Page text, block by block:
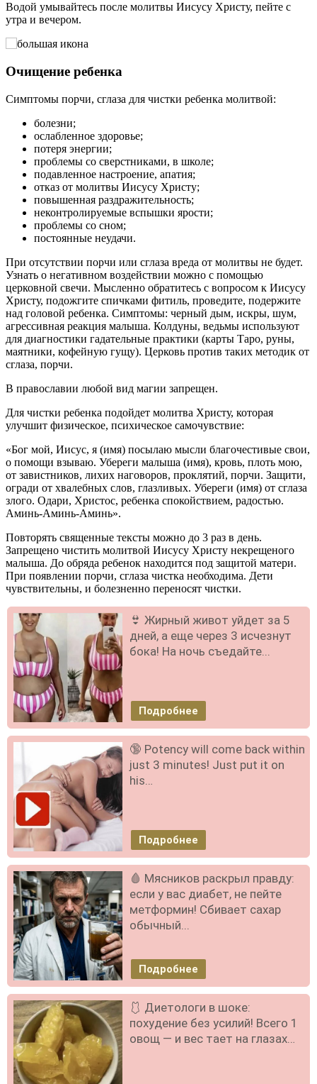
Водой умывайтесь после молитвы Иисусу Христу, пейте с
утра и вечером.
Очищение ребенка
Симптомы порчи, сглаза для чистки ребенка молитвой:
болезни;
ослабленное здоровье;
потеря энергии;
проблемы со сверстниками, в школе;
подавленное настроение, апатия;
отказ от молитвы Иисусу Христу;
повышенная раздражительность;
неконтролируемые вспышки ярости;
проблемы со сном;
постоянные неудачи.
При отсутствии порчи или сглаза вреда от молитвы не будет.
Узнать о негативном воздействии можно с помощью
церковной свечи. Мысленно обратитесь с вопросом к Иисусу
Христу, подожгите спичками фитиль, проведите, подержите
над головой ребенка. Симптомы: черный дым, искры, шум,
агрессивная реакция малыша. Колдуны, ведьмы используют
для диагностики гадательные практики (карты Таро, руны,
маятники, кофейную гущу). Церковь против таких методик от
сглаза, порчи.
В православии любой вид магии запрещен.
Для чистки ребенка подойдет молитва Христу, которая
улучшит физическое, психическое самочувствие:
«Бог мой, Иисус, я (имя) посылаю мысли благочестивые свои,
о помощи взываю. Убереги малыша (имя), кровь, плоть мою,
от завистников, лихих наговоров, проклятий, порчи. Защити,
огради от хвалебных слов, глазливых. Убереги (имя) от сглаза
злого. Одари, Христос, ребенка спокойствием, радостью.
Аминь-Аминь-Аминь».
Повторять священные тексты можно до 3 раз в день.
Запрещено чистить молитвой Иисусу Христу некрещеного
малыша. До обряда ребенок находится под защитой матери.
При появлении порчи, сглаза чистка необходима. Дети
чувствительны, и болезненно переносят чистки.
👙 Жирный живот уйдет за 5
дней, а еще через 3 исчезнут
бока! На ночь съедайте...
Подробнее
🔞 Potency will come back within
just 3 minutes! Just put it on
his…
Подробнее
🩸 Мясников раскрыл правду:
если у вас диабет, не пейте
метформин! Сбивает сахар
обычный...
Подробнее
🩱 Диетологи в шоке:
похудение без усилий! Всего 1
овощ — и вес тает на глазах…